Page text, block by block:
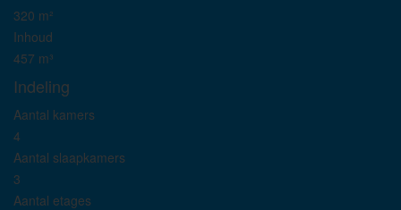
320 m²
Inhoud
457 m³
Indeling
Aantal kamers
4
Aantal slaapkamers
3
Aantal etages